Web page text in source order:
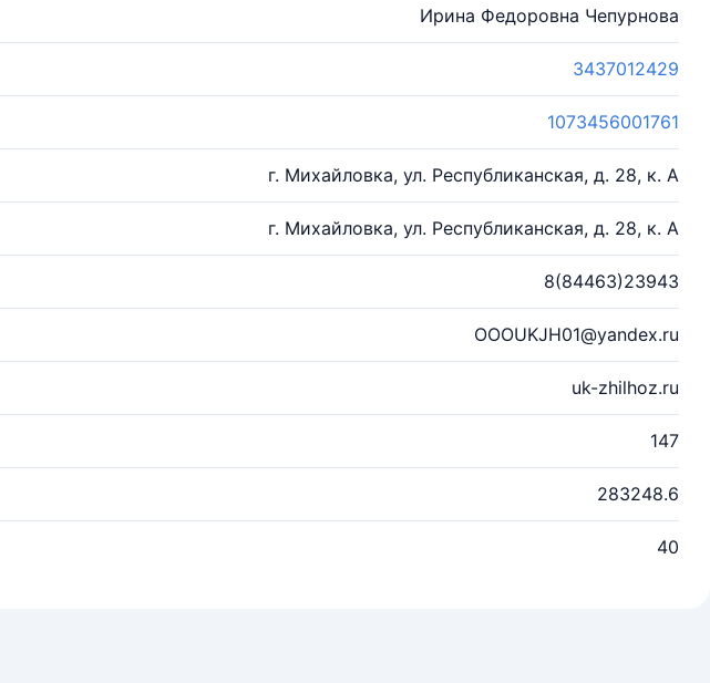
Ирина Федоровна Чепурнова
3437012429
1073456001761
г. Михайловка, ул. Республиканская, д. 28, к. А
г. Михайловка, ул. Республиканская, д. 28, к. А
8(84463)23943
OOOUKJH01@yandex.ru
uk-zhilhoz.ru
147
283248.6
40